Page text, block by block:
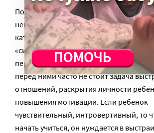
По мнению образовательного коуча и
нейропсихолога Анны Высоцкой,
категорически не подходят так
«сильные» учителя. Они менее
переживают за конечный итог своей
перед ними часто не стоит задача
отношений, раскрытия личности
повышения мотивации. Если ребенок
чувствительный, интровертивный, то
начать учиться, он нуждается в